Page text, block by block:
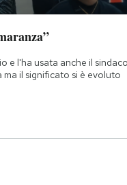
e l'ha usata anche il
il significato si è evoluto